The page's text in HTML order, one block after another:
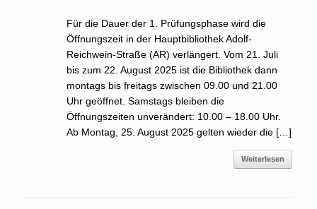
Für die Dauer der 1. Prüfungsphase wird die
Öffnungszeit in der Hauptbibliothek Adolf-
Reichwein-Straße (AR) verlängert. Vom 21. Juli
bis zum 22. August 2025 ist die Bibliothek dann
montags bis freitags zwischen 09.00 und 21.00
Uhr geöffnet. Samstags bleiben die
Öffnungszeiten unverändert: 10.00 – 18.00 Uhr.
Ab Montag, 25. August 2025 gelten wieder die […]
Weiterlesen